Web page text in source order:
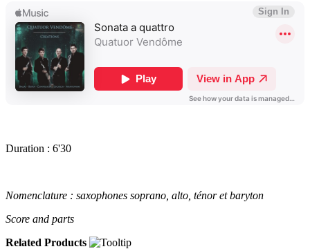
Duration : 6'30
Nomenclature : saxophones soprano, alto, ténor et baryton
Score and parts
Related Products